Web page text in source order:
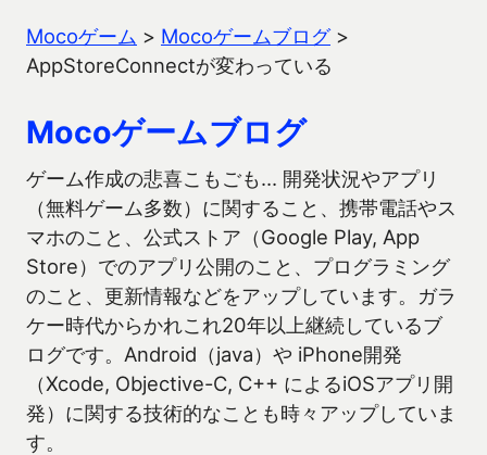
Mocoゲーム > Mocoゲームブログ>
AppStoreConnectが変わっている
Mocoゲームブログ
ゲーム作成の悲喜こもごも… 開発状況やアプリ
（無料ゲーム多数）に関すること、携帯電話やス
マホのこと、公式ストア（Google Play, App
Store）でのアプリ公開のこと、プログラミング
のこと、更新情報などをアップしています。ガラ
ケー時代からかれこれ20年以上継続しているブ
ログです。Android（java）や iPhone開発
（Xcode, Objective-C, C++ によるiOSアプリ開
発）に関する技術的なことも時々アップしていま
す。